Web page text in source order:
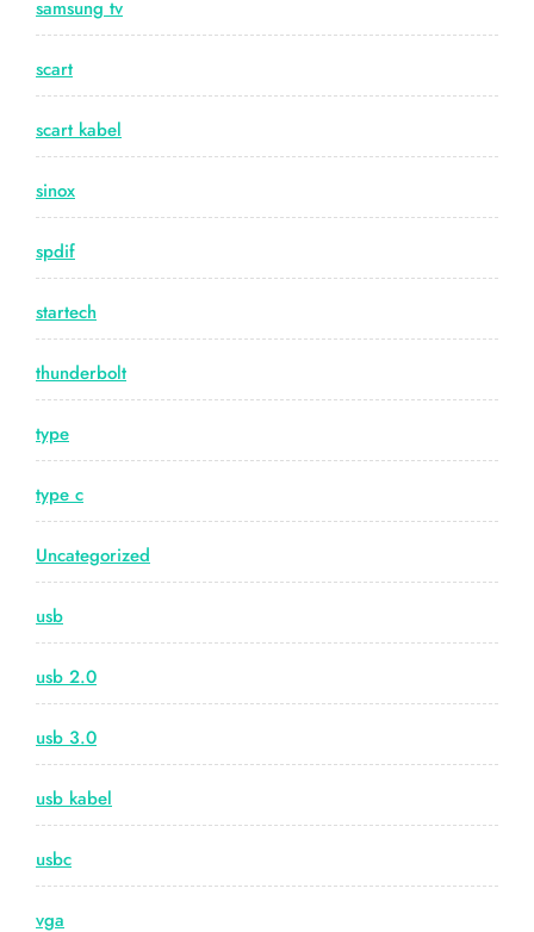
samsung tv
scart
scart kabel
sinox
spdif
startech
thunderbolt
type
type c
Uncategorized
usb
usb 2.0
usb 3.0
usb kabel
usbc
vga